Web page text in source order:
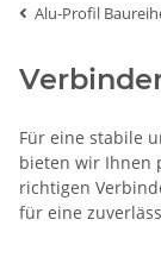
Alu-Profil
Für eine stabile
bieten wir Ihnen
richtigen
für eine